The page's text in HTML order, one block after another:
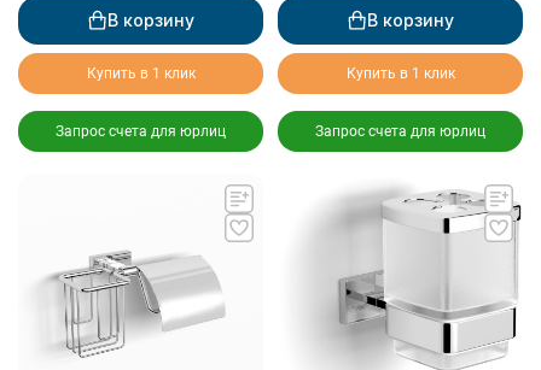
В корзину
Купить в 1 клик
Запрос счета для юрлиц
В корзину
Купить в 1 клик
Запрос счета для юрлиц